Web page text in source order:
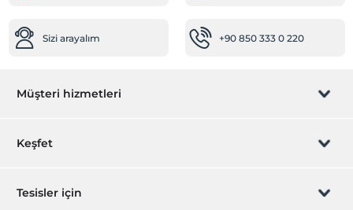
Klima
Sizi arayalım +90 850 333 0 220
Müşteri hizmetleri
Rezervasyon yönet
Keşfet
Hediye Kart
Tesisler için